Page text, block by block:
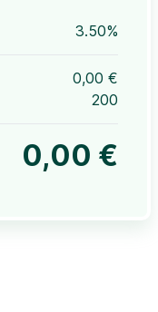
3.50%
0,00 €
200
0,00 €